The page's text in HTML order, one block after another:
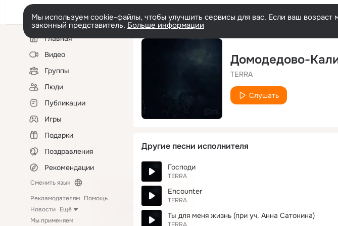
Мы используем cookie-файлы, чтобы улучшить сервисы для вас. Если ваш
законный представитель. Больше информации
Левая
колонкаГлавная
Видео
Группы
Люди
Публикации
Игры
Подарки
Поздравления
Рекомендации
Сменить язык
Рекламодателям Помощь
Новости Ещё
Мы применяем
Домодедово-
TERRA
Слушать
Другие песни исполнителя
Господи
TERRA
Encounter
TERRA
Ты для меня жизнь (при уч. Анна Сатонина)